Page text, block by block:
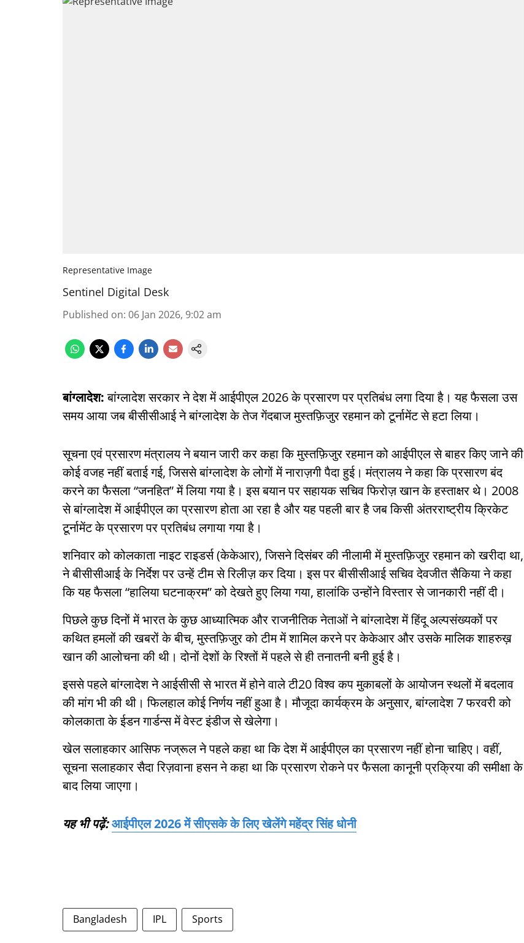
Representative Image
Sentinel Digital Desk
Published on: 06 Jan 2026, 9:02 am
बांग्लादेश:बांग्लादेश सरकार ने देश में आईपीएल 2026 के प्रसारण पर प्रतिबंध लगा दिया है। यह फैसला उस
समय आया जब बीसीसीआई ने बांग्लादेश के तेज गेंदबाज मुस्तफ़िजुर रहमान को टूर्नामेंट से हटा लिया।
सूचना एवं प्रसारण मंत्रालय ने बयान जारी कर कहा कि मुस्तफ़िजुर रहमान को आईपीएल से बाहर किए जाने की
कोई वजह नहीं बताई गई, जिससे बांग्लादेश के लोगों में नाराज़गी पैदा हुई। मंत्रालय ने कहा कि प्रसारण बंद
करने का फैसला “जनहित” में लिया गया है। इस बयान पर सहायक सचिव फिरोज़ खान के हस्ताक्षर थे। 2008
से बांग्लादेश में आईपीएल का प्रसारण होता आ रहा है और यह पहली बार है जब किसी अंतरराष्ट्रीय क्रिकेट
टूर्नामेंट के प्रसारण पर प्रतिबंध लगाया गया है।
शनिवार को कोलकाता नाइट राइडर्स (केकेआर), जिसने दिसंबर की नीलामी में मुस्तफ़िजुर रहमान को खरीदा था,
ने बीसीसीआई के निर्देश पर उन्हें टीम से रिलीज़ कर दिया। इस पर बीसीसीआई सचिव देवजीत सैकिया ने कहा
कि यह फैसला “हालिया घटनाक्रम” को देखते हुए लिया गया, हालांकि उन्होंने विस्तार से जानकारी नहीं दी।
पिछले कुछ दिनों में भारत के कुछ आध्यात्मिक और राजनीतिक नेताओं ने बांग्लादेश में हिंदू अल्पसंख्यकों पर
कथित हमलों की खबरों के बीच, मुस्तफ़िजुर को टीम में शामिल करने पर केकेआर और उसके मालिक शाहरुख़
खान की आलोचना की थी। दोनों देशों के रिश्तों में पहले से ही तनातनी बनी हुई है।
इससे पहले बांग्लादेश ने आईसीसी से भारत में होने वाले टी20 विश्व कप मुकाबलों के आयोजन स्थलों में बदलाव
की मांग भी की थी। फिलहाल कोई निर्णय नहीं हुआ है। मौजूदा कार्यक्रम के अनुसार, बांग्लादेश 7 फरवरी को
कोलकाता के ईडन गार्डन्स में वेस्ट इंडीज से खेलेगा।
खेल सलाहकार आसिफ नज्रूल ने पहले कहा था कि देश में आईपीएल का प्रसारण नहीं होना चाहिए। वहीं,
सूचना सलाहकार सैदा रिज़वाना हसन ने कहा था कि प्रसारण रोकने पर फैसला कानूनी प्रक्रिया की समीक्षा के
बाद लिया जाएगा।
यह भी पढ़ें:आईपीएल 2026 में सीएसके के लिए खेलेंगे महेंद्र सिंह धोनी
Bangladesh IPL Sports